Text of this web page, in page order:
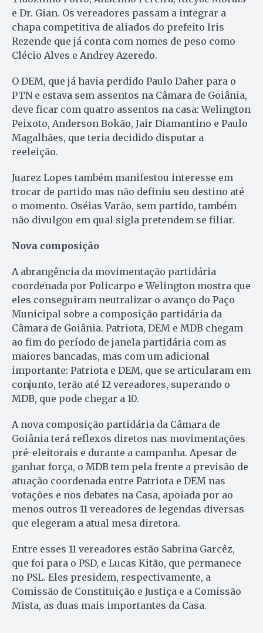
e Dr. Gian. Os vereadores passam a integrar a
chapa competitiva de aliados do prefeito Iris
Rezende que já conta com nomes de peso como
Clécio Alves e Andrey Azeredo.
O DEM, que já havia perdido Paulo Daher para o
PTN e estava sem assentos na Câmara de Goiânia,
deve ficar com quatro assentos na casa: Welington
Peixoto, Anderson Bokão, Jair Diamantino e Paulo
Magalhães, que teria decidido disputar a
reeleição.
Juarez Lopes também manifestou interesse em
trocar de partido mas não definiu seu destino até
o momento. Oséias Varão, sem partido, também
não divulgou em qual sigla pretendem se filiar.
Nova composição
A abrangência da movimentação partidária
coordenada por Policarpo e Welington mostra que
eles conseguiram neutralizar o avanço do Paço
Municipal sobre a composição partidária da
Câmara de Goiânia. Patriota, DEM e MDB chegam
ao fim do período de janela partidária com as
maiores bancadas, mas com um adicional
importante: Patriota e DEM, que se articularam em
conjunto, terão até 12 vereadores, superando o
MDB, que pode chegar a 10.
A nova composição partidária da Câmara de
Goiânia terá reflexos diretos nas movimentações
pré-eleitorais e durante a campanha. Apesar de
ganhar força, o MDB tem pela frente a previsão de
atuação coordenada entre Patriota e DEM nas
votações e nos debates na Casa, apoiada por ao
menos outros 11 vereadores de legendas diversas
que elegeram a atual mesa diretora.
Entre esses 11 vereadores estão Sabrina Garcêz,
que foi para o PSD, e Lucas Kitão, que permanece
no PSL. Eles presidem, respectivamente, a
Comissão de Constituição e Justiça e a Comissão
Mista, as duas mais importantes da Casa.